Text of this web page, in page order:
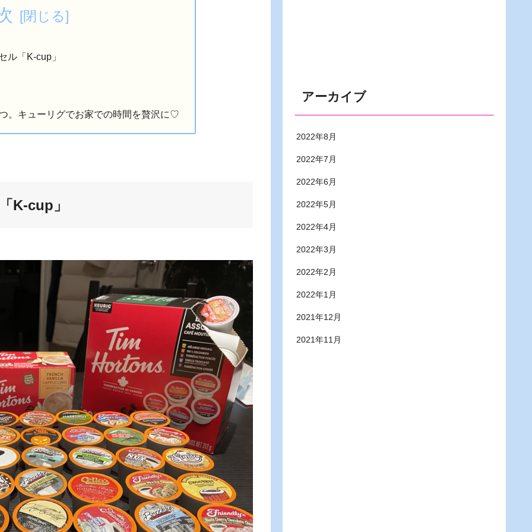
ル「K-cup」
。キューリグでお家での時間を贅沢に♡
K-cup」
アーカイブ
2022年8月
2022年7月
2022年6月
2022年5月
2022年4月
2022年3月
2022年2月
2022年1月
2021年12月
2021年11月